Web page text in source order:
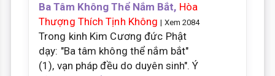
Ba Tâm Không Thể Nắm Bắt, Hòa
Thượng Thích Tịnh Không | Xem 2084
Trong kinh Kim Cương đức Phật
dạy: "Ba tâm không thể nắm bắt"
(1), vạn pháp đều do duyên sinh". Ý